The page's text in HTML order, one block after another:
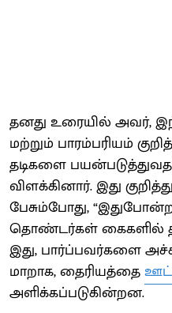
தனது உரையில் அவர்,
மற்றும் பாரம்பரியம்
தடிகளை
விளக்கினார். இது
பேசும்போது,
தொண்டர்கள் கைகளில்
இது, பார்ப்பவர்களை
மாறாக, தைரியத்தை
அளிக்கப்படுகின்றன.